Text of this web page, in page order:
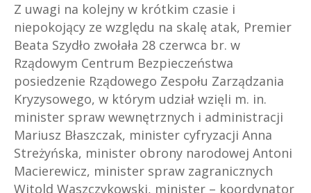
Z uwagi na kolejny w krótkim czasie i
niepokojący ze względu na skalę atak, Premier
Beata Szydło zwołała 28 czerwca br. w
Rządowym Centrum Bezpieczeństwa
posiedzenie Rządowego Zespołu Zarządzania
Kryzysowego, w którym udział wzięli m. in.
minister spraw wewnętrznych i administracji
Mariusz Błaszczak, minister cyfryzacji Anna
Streżyńska, minister obrony narodowej Antoni
Macierewicz, minister spraw zagranicznych
Witold Waszczykowski, minister – koordynator